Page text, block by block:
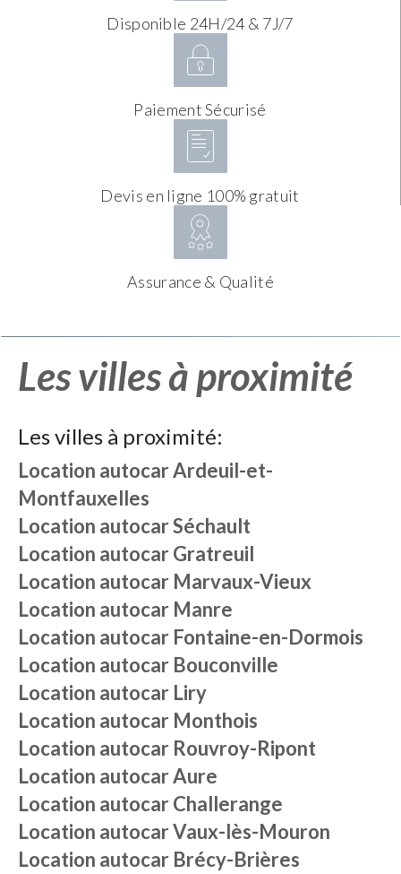
Disponible 24H/24 & 7J/7
Paiement Sécurisé
Devis en ligne 100% gratuit
Assurance & Qualité
Les villes à proximité
Les villes à proximité:
Location autocarArdeuil-et-
Montfauxelles
Location autocarSéchault
Location autocarGratreuil
Location autocar Marvaux-Vieux
Location autocar Manre
Location autocar Fontaine-en-Dormois
Location autocar Bouconville
Location autocar Liry
Location autocar Monthois
Location autocar Rouvroy-Ripont
Location autocarAure
Location autocarChallerange
Location autocarVaux-lès-Mouron
Location autocar Brécy-Brières